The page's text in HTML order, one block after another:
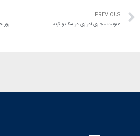
PREVIOUS
عفونت مجاری ادراری در سگ و گربه روز